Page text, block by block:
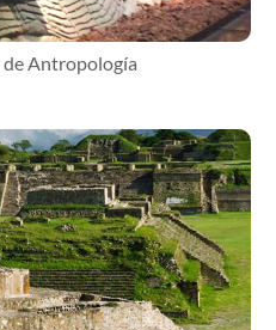
de Antropología